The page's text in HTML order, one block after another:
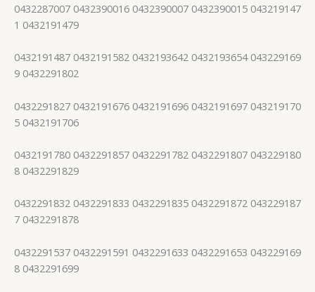
0432287007 0432390016 0432390007 0432390015 043219147
1 0432191479
0432191487 0432191582 0432193642 0432193654 043229169
9 0432291802
0432291827 0432191676 0432191696 0432191697 043219170
5 0432191706
0432191780 0432291857 0432291782 0432291807 043229180
8 0432291829
0432291832 0432291833 0432291835 0432291872 043229187
7 0432291878
0432291537 0432291591 0432291633 0432291653 043229169
8 0432291699